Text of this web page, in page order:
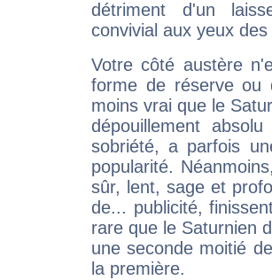
détriment d'un
convivial aux yeux
Votre côté austère
forme de réserve
moins vrai que le
dépouillement
sobriété, a parfois
popularité.
sûr, lent, sage et
de... publicité,
rare que le Saturnien
une seconde moitié
la première.